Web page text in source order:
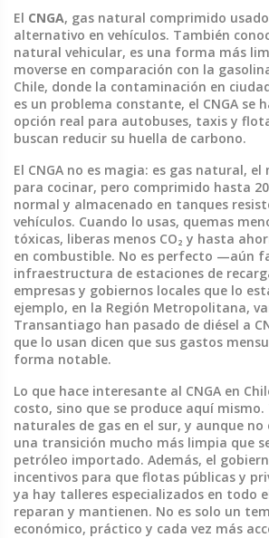
El CNGA, gas natural comprimido
alternativo en vehículos. También
natural vehicular, es una forma más
moverse en comparación con la
Chile, donde la contaminación en
es un problema constante, el CNGA se
opción real para autobuses, taxis y
buscan reducir su huella de carbono.
El CNGA no es magia: es gas natural, el
para cocinar, pero comprimido hasta
normal y almacenado en tanques
vehículos. Cuando lo usas, quemas
tóxicas, liberas menos CO₂ y hasta
en combustible. No es perfecto —aún
infraestructura de estaciones de
empresas y gobiernos locales que lo
ejemplo, en la Región Metropolitana,
Transantiago han pasado de diésel a
que lo usan dicen que sus gastos
forma notable.
Lo que hace interesante al CNGA en
costo, sino que se produce aquí mismo.
naturales de gas en el sur, y aunque no
una transición mucho más limpia que
petróleo importado. Además, el
incentivos para que flotas públicas y
ya hay talleres especializados en todo
reparan y mantienen. No es solo un
económico, práctico y cada vez más